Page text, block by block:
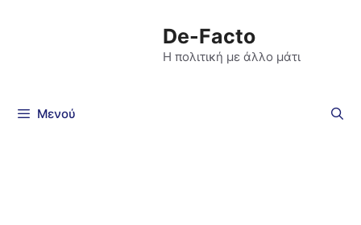
De-Facto
Η πολιτική με άλλο μάτι
Μενού